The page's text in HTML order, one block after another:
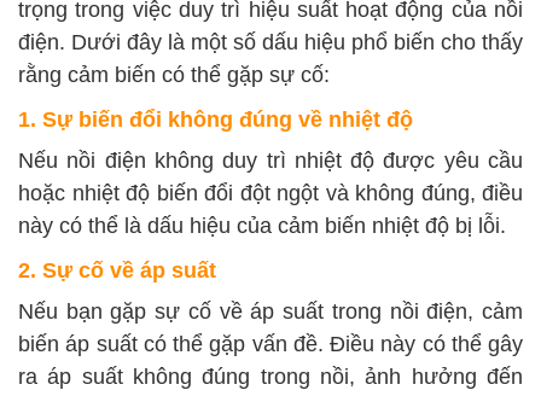
trọng trong việc duy trì hiệu suất hoạt động của nồi
điện. Dưới đây là một số dấu hiệu phổ biến cho thấy
rằng cảm biến có thể gặp sự cố:
1. Sự biến đổi không đúng về nhiệt độ
Nếu nồi điện không duy trì nhiệt độ được yêu cầu
hoặc nhiệt độ biến đổi đột ngột và không đúng, điều
này có thể là dấu hiệu của cảm biến nhiệt độ bị lỗi.
2. Sự cố về áp suất
Nếu bạn gặp sự cố về áp suất trong nồi điện, cảm
biến áp suất có thể gặp vấn đề. Điều này có thể gây
ra áp suất không đúng trong nồi, ảnh hưởng đến